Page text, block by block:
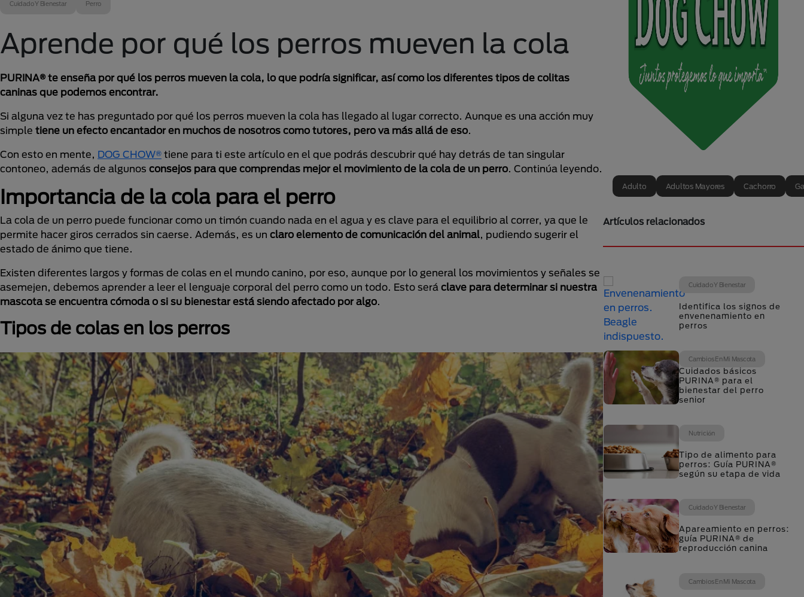
Cuidado Y Bienestar Perro
Aprende por qué los perros mueven la cola
PURINA® te enseña por qué los perros mueven la cola, lo que podría significar, así como los diferentes tipos de colitas
caninas que podemos encontrar.
Si alguna vez te has preguntado por qué los perros mueven la cola has llegado al lugar correcto. Aunque es una acción muy
simple tiene un efecto encantador en muchos de nosotros como tutores, pero va más allá de eso.
Con esto en mente, DOG CHOW® tiene para ti este artículo en el que podrás descubrir qué hay detrás de tan singular
contoneo, además de algunos consejos para que comprendas mejor el movimiento de la cola de un perro. Continúa leyendo.
Importancia de la cola para el perro
La cola de un perro puede funcionar como un timón cuando nada en el agua y es clave para el equilibrio al correr, ya que le
permite hacer giros cerrados sin caerse. Además, es un claro elemento de comunicación del animal, pudiendo sugerir el
estado de ánimo que tiene.
Existen diferentes largos y formas de colas en el mundo canino, por eso, aunque por lo general los movimientos y señales se
asemejen, debemos aprender a leer el lenguaje corporal del perro como un todo. Esto será clave para determinar si nuestra
mascota se encuentra cómoda o si su bienestar está siendo afectado por algo.
Tipos de colas en los perros
Adulto Adultos Mayores Cachorro
Artículos relacionados
Cuidado Y Bienestar
Identifica los signos de
envenenamiento en
perros
Cambios En Mi Mascota
Cuidados básicos
PURINA® para el
bienestar del perro
senior
Nutrición
Tipo de alimento para
perros: Guía PURINA®
según su etapa de vida
Cuidado Y Bienestar
Apareamiento en perros:
guía PURINA® de
reproducción canina
Cambios En Mi Mascota